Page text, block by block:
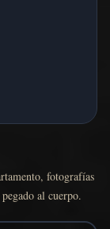
fotografías
al cuerpo.